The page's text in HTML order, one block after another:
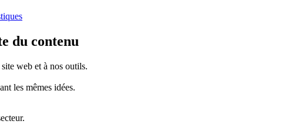
du contenu
web et à nos outils.
les mêmes idées.